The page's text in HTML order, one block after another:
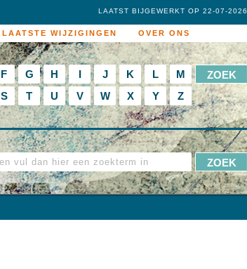
LAATSTE WIJZIGINGEN OVER ONS
LAATST BIJGEWERKT OP 22-07-2026
F G H I J K L
M
S T U V W X Y Z